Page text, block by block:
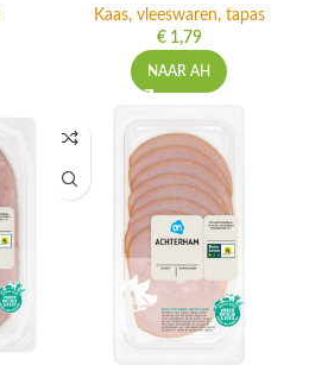
Kaas, vleeswaren, tapas
€1,79
NAAR AH